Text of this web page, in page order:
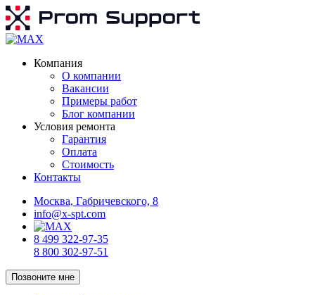
Компания
О компании
Вакансии
Примеры работ
Блог компании
Условия ремонта
Гарантия
Оплата
Стоимость
Контакты
Москва, Габричевского, 8
info@x-spt.com
8 499 322-97-35
8 800 302-97-51
Позвоните мне